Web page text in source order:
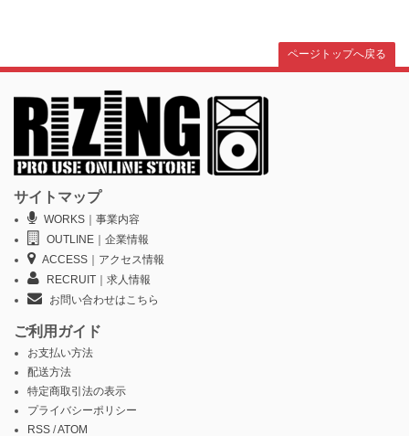
ページトップへ戻る
サイトマップ
WORKS｜事業内容
OUTLINE｜企業情報
ACCESS｜アクセス情報
RECRUIT｜求人情報
お問い合わせはこちら
ご利用ガイド
お支払い方法
配送方法
特定商取引法の表示
プライバシーポリシー
RSS /ATOM